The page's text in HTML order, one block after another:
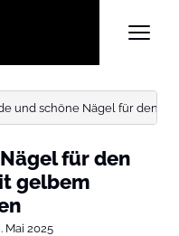
und schöne Nägel für den
für den
gelbem
Mai 2025